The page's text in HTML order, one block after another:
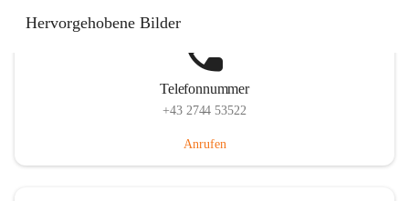
Hervorgehobene Bilder
Telefonnummer
+43 2744 53522
Anrufen